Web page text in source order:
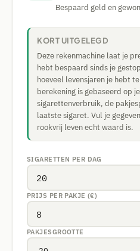
Bespaard geld en
KORT UITGELEGD
Deze rekenmachine laat je
hebt bespaard sinds je
hoeveel levensjaren je hebt
berekening is gebaseerd op
sigarettenverbruik, de
laatste sigaret. Vul je
rookvrij leven echt waard is.
SIGARETTEN PER DAG
PRIJS PER PAKJE (€)
PAKJESGROOTTE